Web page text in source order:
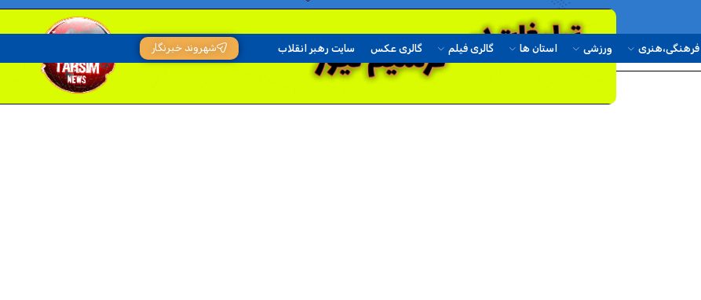
فرهنگی،هنری ورزشی استان ها گالری فیلم گالری عکس سایت رهبر انقلاب شهروند خبرنگار